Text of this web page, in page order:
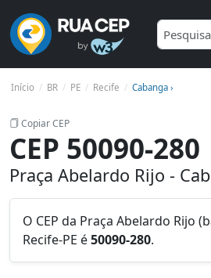
Início BR PE Recife Cabanga ›
Copiar CEP
CEP 50090-280
Praça Abelardo Rijo -
O CEP da Praça Abelardo Rijo
Recife-PE é50090-280.